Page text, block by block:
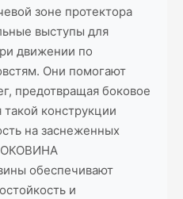
зоне протектора
выступы для
движении по
Они помогают
предотвращая боковое
конструкции
на заснеженных
обеспечивают
и